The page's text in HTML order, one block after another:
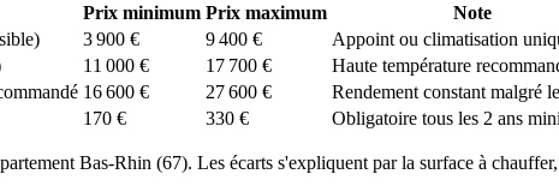
Prix minimum Prix maximum
Note
3 900 € 9 400 €
Appoint ou climatisation
11 000 € 17 700 €
Haute température
16 600 € 27 600 €
Rendement constant malgré
170 € 330 € Obligatoire tous les 2 ans
Bas-Rhin (67). Les écarts s'expliquent par la surface à